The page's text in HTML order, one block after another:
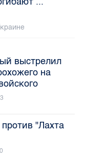
выстрелил
на
"Лахта